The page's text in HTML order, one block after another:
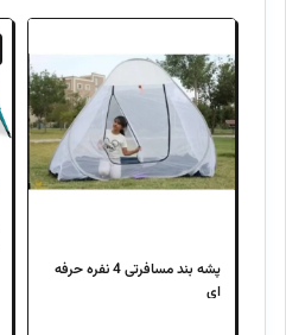
پشه بند مسافرتی 4 نفره حرفه
ای